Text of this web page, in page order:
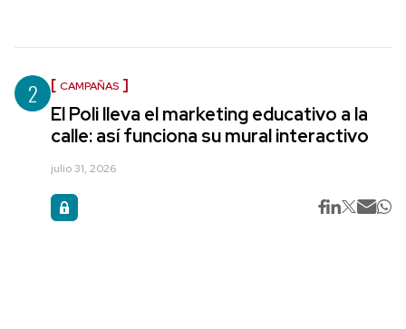
2 CAMPAÑAS
El Poli lleva el marketing educativo a la
calle: así funciona su mural interactivo
julio 31, 2026